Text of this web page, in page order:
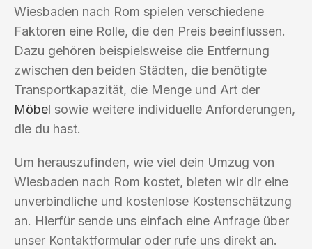
Wiesbaden nach Rom spielen verschiedene
Faktoren eine Rolle, die den Preis beeinflussen.
Dazu gehören beispielsweise die Entfernung
zwischen den beiden Städten, die benötigte
Transportkapazität, die Menge und Art der
Möbel sowie weitere individuelle Anforderungen,
die du hast.
Um herauszufinden, wie viel dein Umzug von
Wiesbaden nach Rom kostet, bieten wir dir eine
unverbindliche und kostenlose Kostenschätzung
an. Hierfür sende uns einfach eine Anfrage über
unser Kontaktformular oder rufe uns direkt an.